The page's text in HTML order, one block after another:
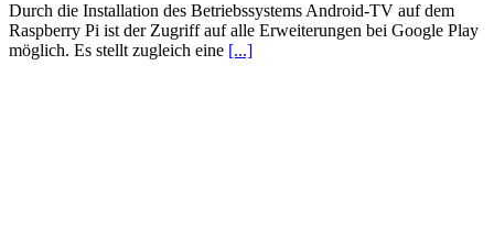
Durch die Installation des Betriebssystems Android-TV auf dem
Raspberry Pi ist der Zugriff auf alle Erweiterungen bei Google Play
möglich. Es stellt zugleich eine [...]